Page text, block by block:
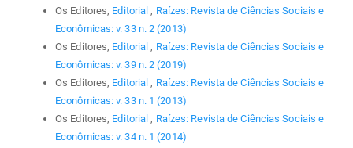
Os Editores, Editorial, Raízes: Revista de Ciências Sociais e
Econômicas: v. 33 n. 2 (2013)
Os Editores, Editorial, Raízes: Revista de Ciências Sociais e
Econômicas: v. 39 n. 2 (2019)
Os Editores, Editorial, Raízes: Revista de Ciências Sociais e
Econômicas: v. 33 n. 1 (2013)
Os Editores, Editorial, Raízes: Revista de Ciências Sociais e
Econômicas: v. 34 n. 1 (2014)